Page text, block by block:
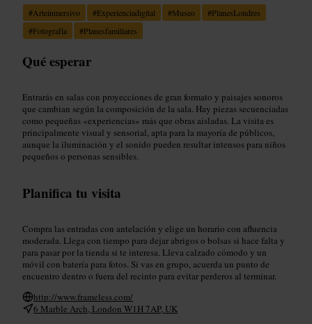
#Arteinmersivo #Experienciadigital #Museo #PlanesLondres
#Fotografía #Planesfamiliares
Qué esperar
Entrarás en salas con proyecciones de gran formato y paisajes sonoros
que cambian según la composición de la sala. Hay piezas secuenciadas
como pequeñas «experiencias» más que obras aisladas. La visita es
principalmente visual y sensorial, apta para la mayoría de públicos,
aunque la iluminación y el sonido pueden resultar intensos para niños
pequeños o personas sensibles.
Planifica tu visita
Compra las entradas con antelación y elige un horario con afluencia
moderada. Llega con tiempo para dejar abrigos o bolsas si hace falta y
para pasar por la tienda si te interesa. Lleva calzado cómodo y un
móvil con batería para fotos. Si vas en grupo, acuerda un punto de
encuentro dentro o fuera del recinto para evitar perderos al terminar.
http://www.frameless.com/
6 Marble Arch, London W1H 7AP, UK